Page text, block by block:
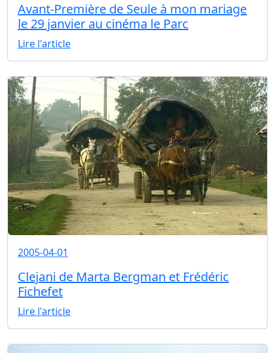
Avant-Première de Seule à mon mariage
le 29 janvier au cinéma le Parc
Lire l'article
2005-04-01
Clejani de Marta Bergman et Frédéric
Fichefet
Lire l'article